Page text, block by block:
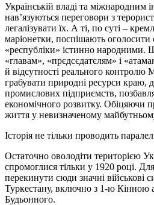
Українській владі та міжнародним
нав’язуються переговори з
легалізувати їх. А ті, по суті –
маріонетки, поспішають
«республіки» істинно народними.
«главам», «прєдсєдатєлям» і
й відсутності реального контролю
грабувати природні ресурси краю,
промислових підприємств,
економічного розвитку. Обіцяючи
життя у невизначеному
Історія не тільки проводить
Остаточно оволодіти територією
спромоглися тільки у 1920 році.
перекинути сюди значні військові
Туркестану, включно з 1-ю Кінною
Будьонного.